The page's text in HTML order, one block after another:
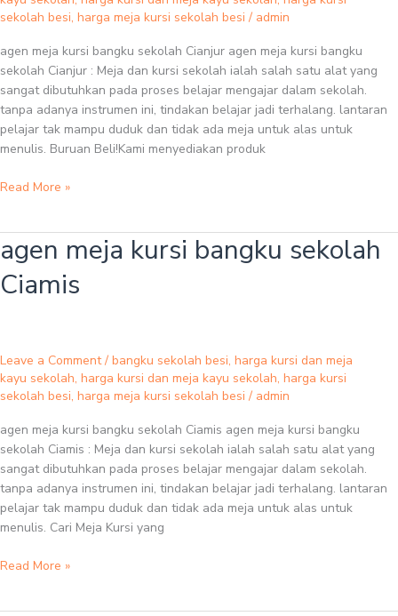
sekolah besi, harga meja kursi sekolah besi / admin
agen meja kursi bangku sekolah Cianjur agen meja kursi bangku
sekolah Cianjur : Meja dan kursi sekolah ialah salah satu alat yang
sangat dibutuhkan pada proses belajar mengajar dalam sekolah.
tanpa adanya instrumen ini, tindakan belajar jadi terhalang. lantaran
pelajar tak mampu duduk dan tidak ada meja untuk alas untuk
menulis. Buruan Beli!Kami menyediakan produk
Read More »
agen meja kursi bangku sekolah
Ciamis
Leave a Comment / bangku sekolah besi, harga kursi dan meja
kayu sekolah, harga kursi dan meja kayu sekolah, harga kursi
sekolah besi, harga meja kursi sekolah besi / admin
agen meja kursi bangku sekolah Ciamis agen meja kursi bangku
sekolah Ciamis : Meja dan kursi sekolah ialah salah satu alat yang
sangat dibutuhkan pada proses belajar mengajar dalam sekolah.
tanpa adanya instrumen ini, tindakan belajar jadi terhalang. lantaran
pelajar tak mampu duduk dan tidak ada meja untuk alas untuk
menulis. Cari Meja Kursi yang
agen
meja
kursi
Read More »